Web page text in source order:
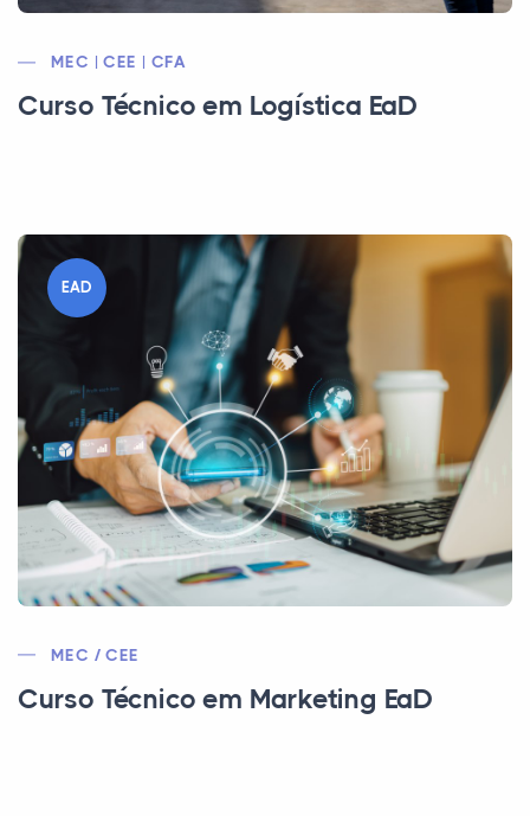
MEC | CEE | CFA
Curso Técnico em Logística EaD
EAD
MEC / CEE
Curso Técnico em Marketing EaD